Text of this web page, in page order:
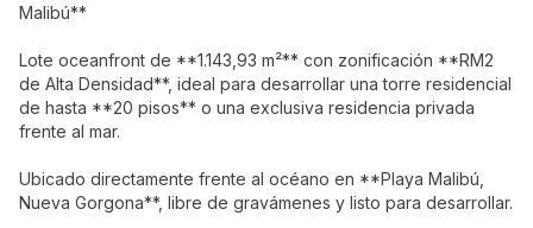
Malibú**
Lote oceanfront de **1.143,93 m²** con zonificación **RM2
de Alta Densidad**, ideal para desarrollar una torre residencial
de hasta **20 pisos** o una exclusiva residencia privada
frente al mar.
Ubicado directamente frente al océano en **Playa Malibú,
Nueva Gorgona**, libre de gravámenes y listo para desarrollar.